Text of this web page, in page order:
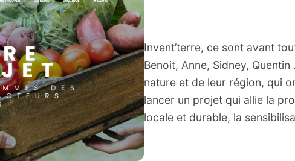
Invent’terre, ce sont avant
Benoit, Anne, Sidney,
nature et de leur région, qui
lancer un projet qui allie la
locale et durable, la